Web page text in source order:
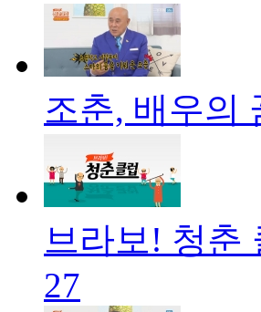
조춘, 배우의
브라보! 청춘
27